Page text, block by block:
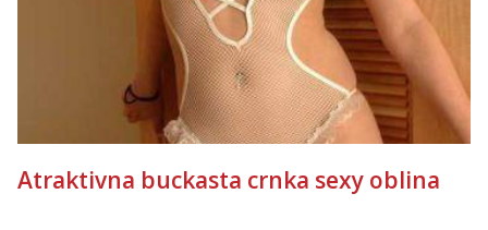
064/677-677- Kod: #106
tel:0,93€ - mob:1,12€ min
Obavijesti me kada se oslobodi
Žana
Čekam tvoj poziv!
064/677-677- Kod: #135
Atraktivna buckasta crnka sexy oblina